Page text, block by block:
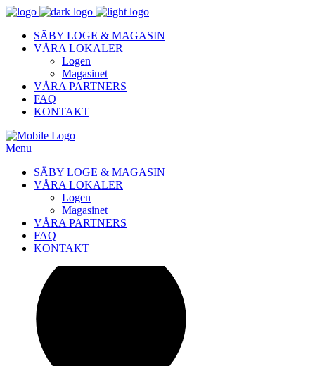
SÄBY LOGE & MAGASIN
VÅRA LOKALER
Logen
Magasinet
VÅRA PARTNERS
FAQ
KONTAKT
Menu
SÄBY LOGE & MAGASIN
VÅRA LOKALER
Logen
Magasinet
VÅRA PARTNERS
FAQ
KONTAKT